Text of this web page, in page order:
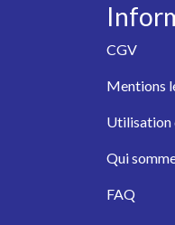
CGV
Mentions
Utilisation
Qui
FAQ